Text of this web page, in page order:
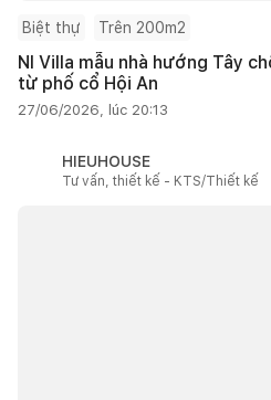
Biệt thự Trên 200m2
NI Villa mẫu nhà hướng Tây
từ phố cổ Hội An
27/06/2026, lúc 20:13
HIEUHOUSE
Tư vấn, thiết kế - KTS/Thiết kế